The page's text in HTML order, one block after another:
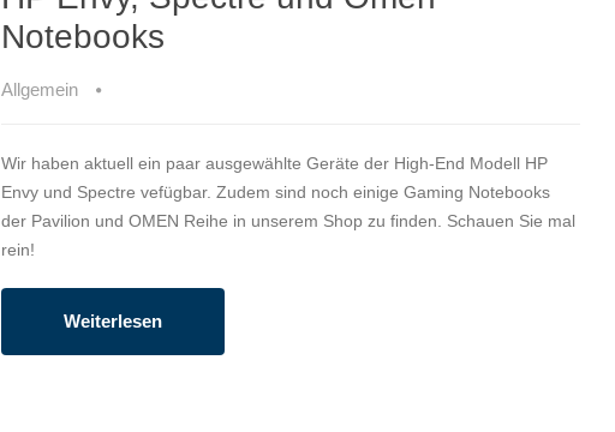
Notebooks
Allgemein
Wir haben aktuell ein paar ausgewählte Geräte der High-End Modell HP
Envy und Spectre vefügbar. Zudem sind noch einige Gaming Notebooks
der Pavilion und OMEN Reihe in unserem Shop zu finden. Schauen Sie mal
rein!
Weiterlesen